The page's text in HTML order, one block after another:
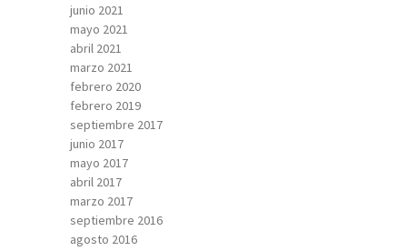
junio 2021
mayo 2021
abril 2021
marzo 2021
febrero 2020
febrero 2019
septiembre 2017
junio 2017
mayo 2017
abril 2017
marzo 2017
septiembre 2016
agosto 2016